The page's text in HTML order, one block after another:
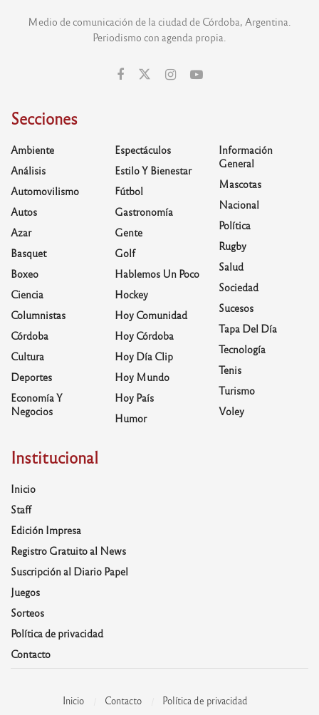
Medio de comunicación de la ciudad de Córdoba, Argentina.
Periodismo con agenda propia.
Secciones
Ambiente
Análisis
Automovilismo
Autos
Azar
Basquet
Boxeo
Ciencia
Columnistas
Córdoba
Cultura
Deportes
Economía Y
Negocios
Espectáculos
Estilo Y Bienestar
Fútbol
Gastronomía
Gente
Golf
Hablemos Un Poco
Hockey
Hoy Comunidad
Hoy Córdoba
Hoy Día Clip
Hoy Mundo
Hoy País
Humor
Información
General
Mascotas
Nacional
Política
Rugby
Salud
Sociedad
Sucesos
Tapa Del Día
Tecnología
Tenis
Turismo
Voley
Institucional
Inicio
Staff
Edición Impresa
Registro Gratuito al News
Suscripción al Diario Papel
Juegos
Sorteos
Política de privacidad
Contacto
Inicio Contacto Política de privacidad